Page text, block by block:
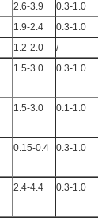
2.6-3.9 0.3-1.0
1.9-2.4 0.3-1.0
1.2-2.0 /
1.5-3.0 0.3-1.0
1.5-3.0 0.1-1.0
0.15-0.4 0.3-1.0
2.4-4.4 0.3-1.0